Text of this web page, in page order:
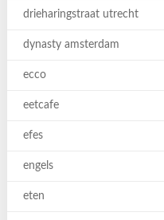
drieharingstraat utrecht
dynasty amsterdam
ecco
eetcafe
efes
engels
eten